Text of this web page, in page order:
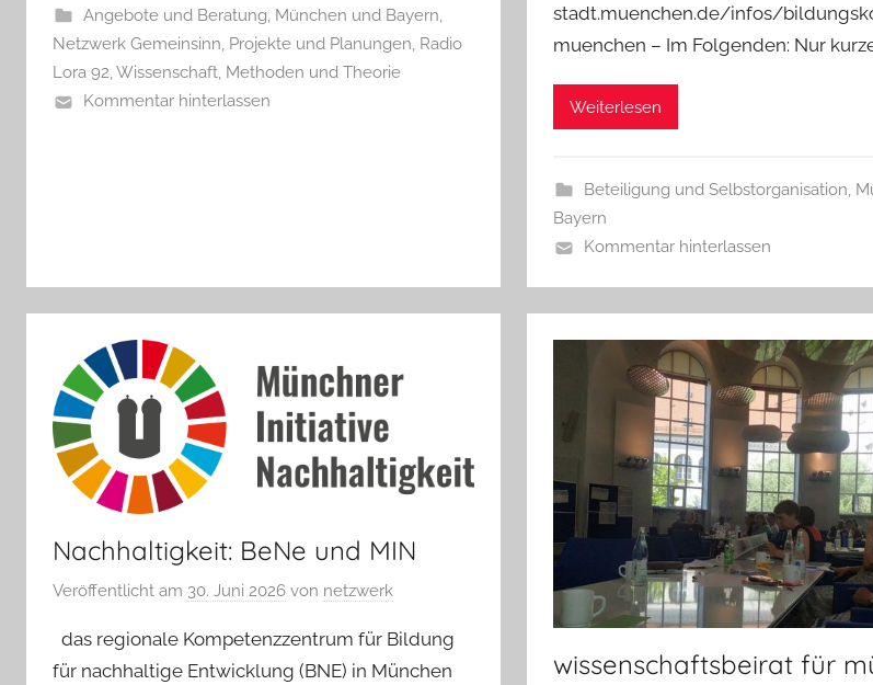
Angebote und Beratung, München und Bayern,
Netzwerk Gemeinsinn, Projekte und Planungen, Radio
Lora 92,Wissenschaft, Methoden und Theorie
Kommentar hinterlassen
stadt.muenchen.de/infos/
muenchen – Im Folgenden: Nur
Weiterlesen
Beteiligung und Selbstorganisation,
Bayern
Kommentar hinterlassen
Nachhaltigkeit: BeNe und MIN
Veröffentlicht am 30. Juni 2026 von netzwerk
das regionale Kompetenzzentrum für Bildung
für nachhaltige Entwicklung (BNE) in München
wissenschaftsbeirat für